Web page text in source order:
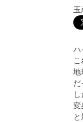
玉
ハ
地
だ
し
変